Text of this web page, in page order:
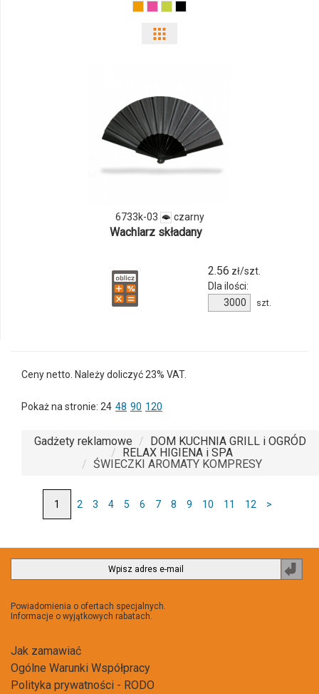
ilości
produktu
6733k-
6733k-03 czarny
Wachlarz składany
2.56 zł/szt.
Dla ilości:
Ilość
produktu
szt.
Ceny netto. Należy doliczyć 23% VAT.
Pokaż na stronie: 24 48 90 120
Gadżety reklamowe
DOM KUCHNIA GRILL i OGRÓD
RELAX HIGIENA i SPA
ŚWIECZKI AROMATY KOMPRESY
2 3 4 5 6 7 8 9 10 11 12 >
Powiadomienia o ofertach specjalnych.
Informacje o wyjątkowych rabatach.
Jak zamawiać
Ogólne Warunki Współpracy
Polityka prywatności - RODO